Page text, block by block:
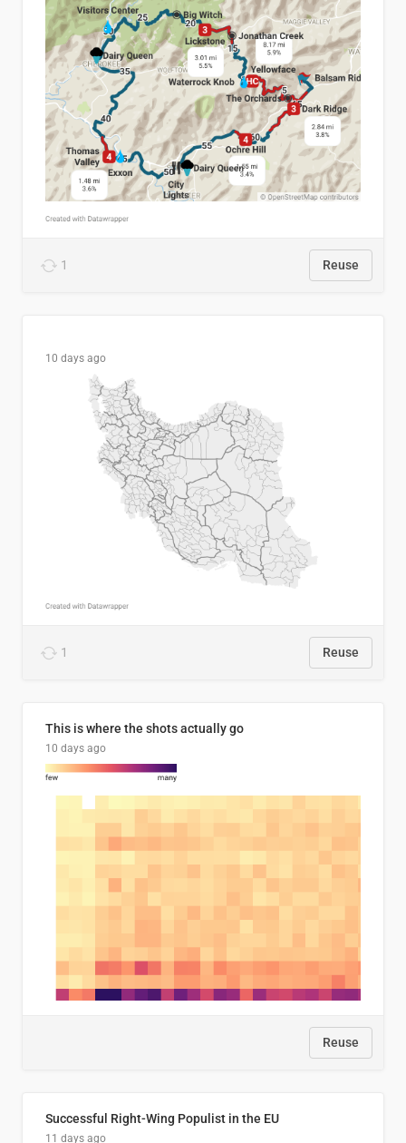
1 Reuse
10 days ago
1 Reuse
This is where the shots actually go
10 days ago
Reuse
Successful Right-Wing Populist in the EU
11 days ago